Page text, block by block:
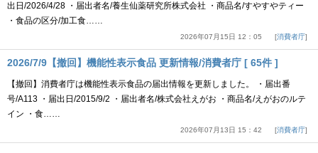
出日/2026/4/28 ・届出者名/養生仙薬研究所株式会社 ・商品名/すやすやティー
・食品の区分/加工食……
2026年07月15日 12：05 消費者庁
2026/7/9【撤回】機能性表示食品 更新情報/消費者庁 [ 65件 ]
【撤回】消費者庁は機能性表示食品の届出情報を更新しました。 ・届出番
号/A113 ・届出日/2015/9/2 ・届出者名/株式会社えがお ・商品名/えがおのルテ
イン ・食……
2026年07月13日 15：42 消費者庁